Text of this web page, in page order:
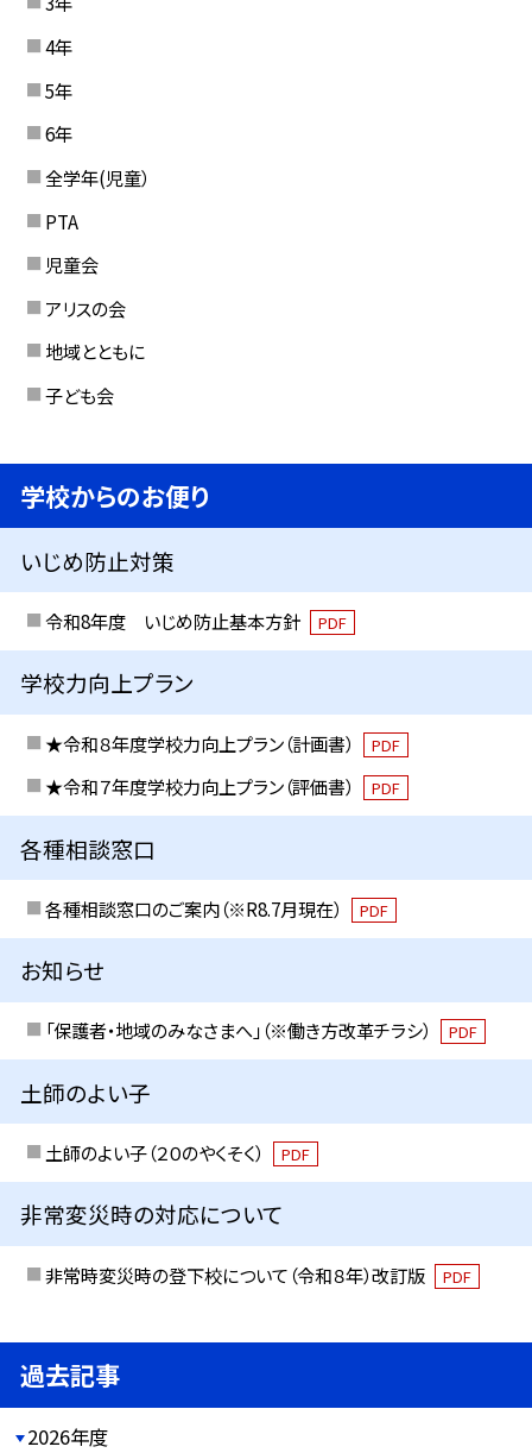
4年
5年
6年
全学年(児童）
PTA
児童会
アリスの会
地域とともに
子ども会
学校からのお便り
いじめ防止対策
令和8年度 いじめ防止基本方針 PDF
学校力向上プラン
★令和８年度学校力向上プラン（計画書） PDF
★令和７年度学校力向上プラン（評価書） PDF
各種相談窓口
各種相談窓口のご案内（※R8.7月現在） PDF
お知らせ
「保護者・地域のみなさまへ」（※働き方改革チラシ） PDF
土師のよい子
土師のよい子（２０のやくそく） PDF
非常変災時の対応について
非常時変災時の登下校について（令和８年）改訂版 PDF
過去記事
2026年度